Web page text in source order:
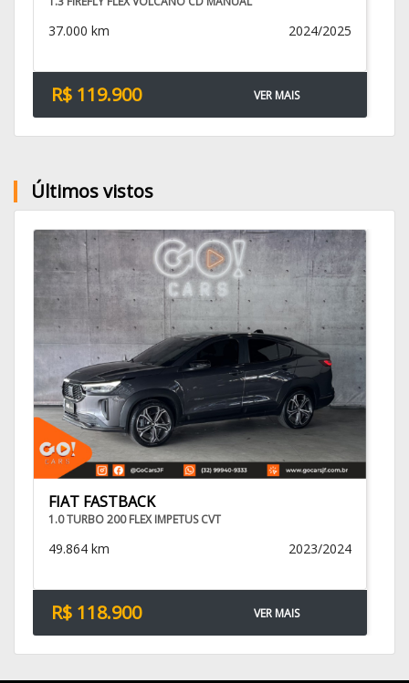
37.000 km 2024/2025
R$ 119.900 VER MAIS
Últimos vistos
FIAT FASTBACK
1.0 TURBO 200 FLEX IMPETUS CVT
49.864 km 2023/2024
R$ 118.900 VER MAIS